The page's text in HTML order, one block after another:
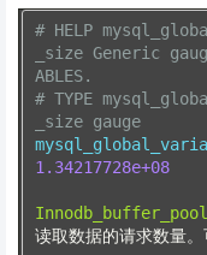
# HELP
_size Generic
ABLES.
# TYPE
_size gauge
1.34217728e+08
读取数据的请求数量